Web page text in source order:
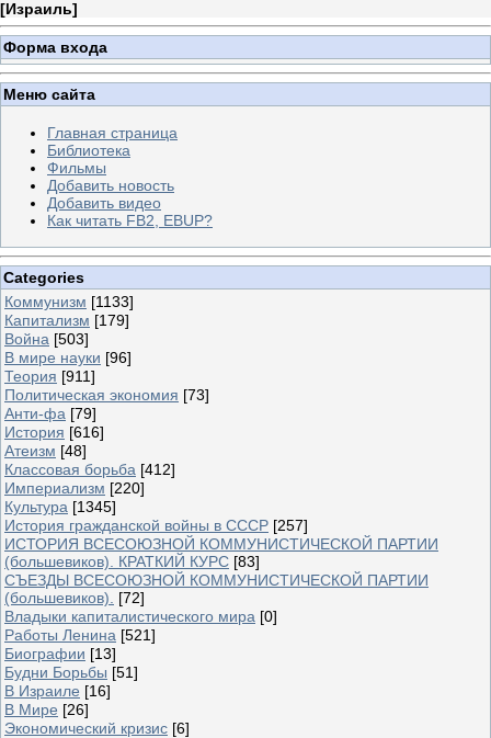
[Израиль]
Форма входа
Меню сайта
Главная страница
Библиотека
Фильмы
Добавить новость
Добавить видео
Как читать FB2, EBUP?
Categories
Коммунизм [1133]
Капитализм [179]
Война [503]
В мире науки [96]
Теория [911]
Политическая экономия [73]
Анти-фа [79]
История [616]
Атеизм [48]
Классовая борьба [412]
Империализм [220]
Культура [1345]
История гражданской войны в СССР [257]
ИСТОРИЯ ВСЕСОЮЗНОЙ КОММУНИСТИЧЕСКОЙ ПАРТИИ
(большевиков). КРАТКИЙ КУРС [83]
СЪЕЗДЫ ВСЕСОЮЗНОЙ КОММУНИСТИЧЕСКОЙ ПАРТИИ
(большевиков).
[72]
Владыки капиталистического мира [0]
Работы Ленина [521]
Биографии [13]
Будни Борьбы [51]
В Израиле [16]
В Мире [26]
Экономический кризис [6]